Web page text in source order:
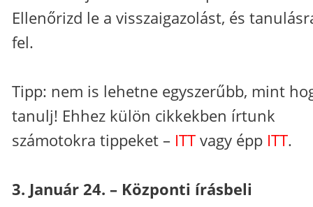
Ellenőrizd le a visszaigazolást, és
fel.
Tipp: nem is lehetne egyszerűbb, mint
tanulj! Ehhez külön cikkekben írtunk
számotokra tippeket –​ ITT vagy épp ITT.
3. Január 24. – Központi írásbeli